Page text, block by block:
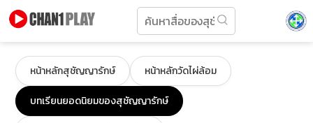
หน้าหลักสุชัญญารักษ์ หน้าหลักวัดไผ่ล้อม
บทเรียนยอดนิยมของสุชัญญารักษ์